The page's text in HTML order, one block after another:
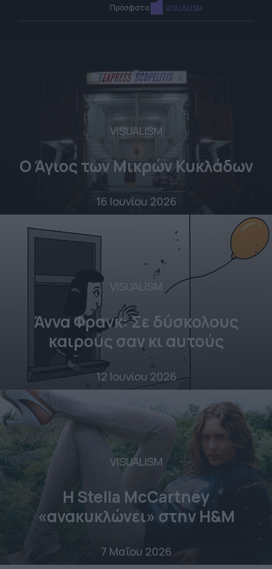
Πρόσφατα VISUALISM
VISUALISM
Ο Άγιος των Μικρών Κυκλάδων
16 Ιουνίου 2026
VISUALISM
Άννα Φρανκ: Σε δύσκολους
καιρούς σαν κι αυτούς
12 Ιουνίου 2026
VISUALISM
Η Stella McCartney
«ανακυκλώνει» στην H&M
7 Μαΐου 2026